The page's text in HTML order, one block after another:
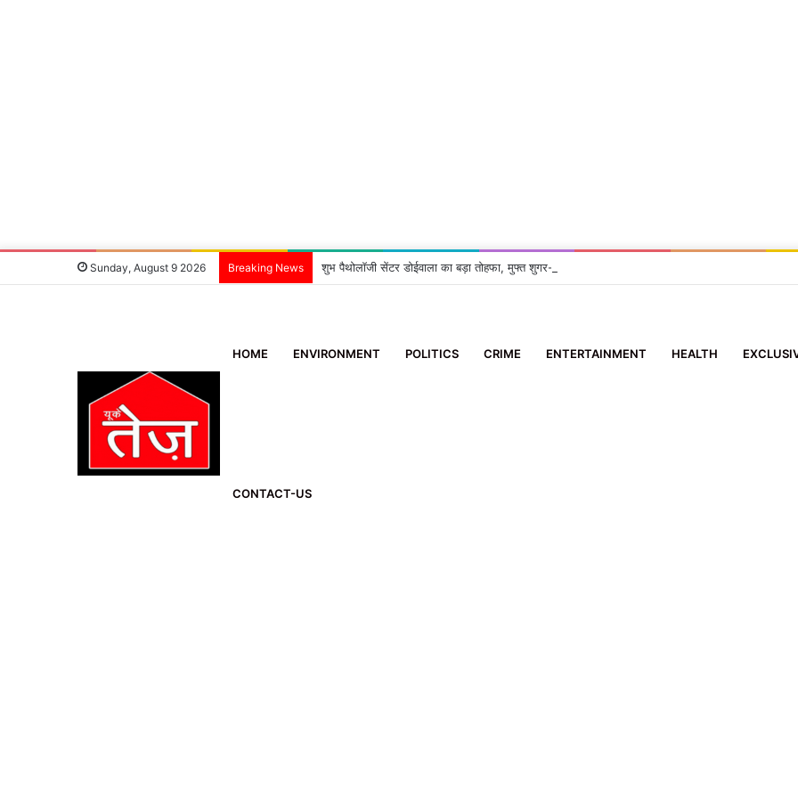
Sunday, August 9 2026 Breaking News शुभ पैथोलॉजी सेंटर डोईवाला का बड़ा तोहफा, मुफ्त शुगर-बीपी जांच सुविधा शुरू
HOME ENVIRONMENT POLITICS CRIME ENTERTAINMENT HEALTH
CONTACT-US